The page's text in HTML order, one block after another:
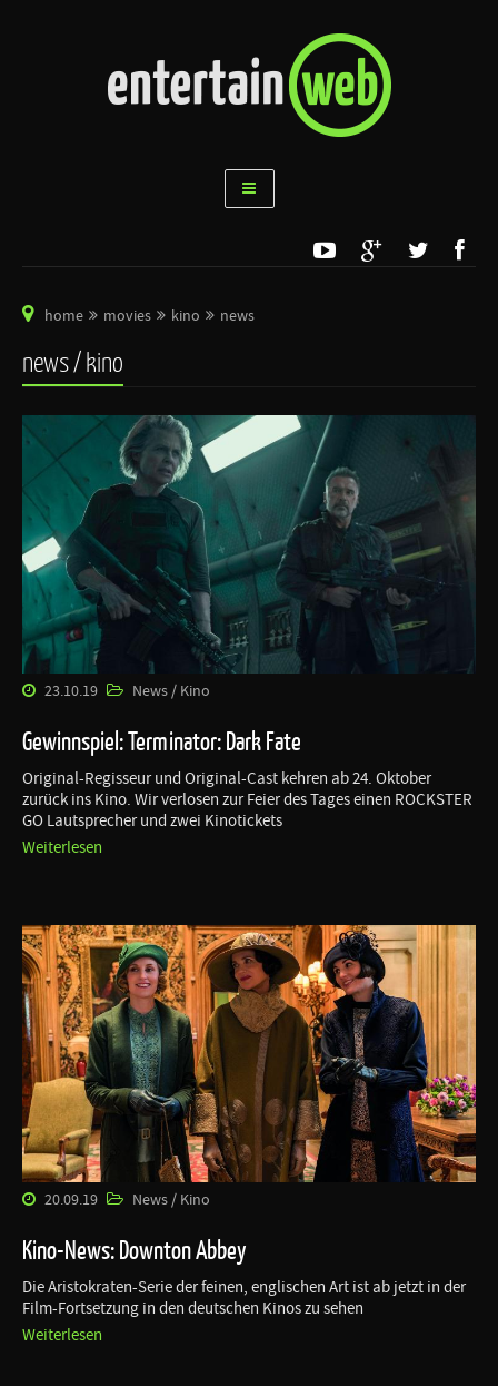
home movies kino news
news / kino
23.10.19 News / Kino
Gewinnspiel: Terminator: Dark Fate
Original-Regisseur und Original-Cast kehren ab 24. Oktober
zurück ins Kino. Wir verlosen zur Feier des Tages einen ROCKSTER
GO Lautsprecher und zwei Kinotickets
Weiterlesen
20.09.19 News / Kino
Kino-News: Downton Abbey
Die Aristokraten-Serie der feinen, englischen Art ist ab jetzt in der
Film-Fortsetzung in den deutschen Kinos zu sehen
Weiterlesen